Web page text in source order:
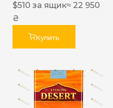
$510 за ящик≈ 22 950
₴
Купить